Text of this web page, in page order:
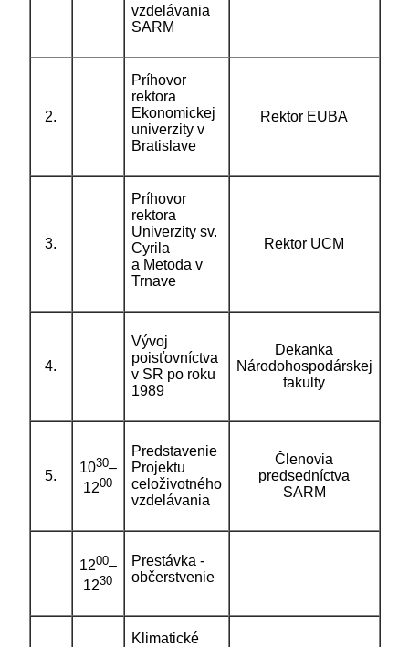
vzdelávania
SARM
2.
Príhovor
rektora
Ekonomickej
univerzity v
Bratislave
Rektor EUBA
3.
Príhovor
rektora
Univerzity sv.
Cyrila
a Metoda v
Trnave
Rektor UCM
4.
Vývoj
poisťovníctva
v SR po roku
1989
Dekanka
Národohospodárskej
fakulty
5.
1030–
1200
Predstavenie
Projektu
celoživotného
vzdelávania
Členovia
predsedníctva
SARM
1200–
1230
Prestávka -
občerstvenie
Klimatické